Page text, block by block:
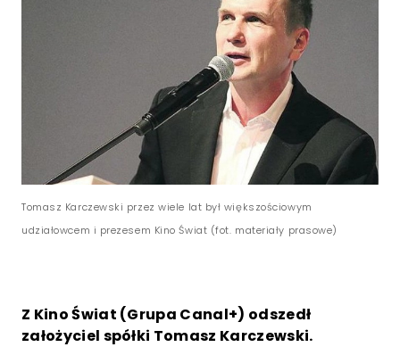
Tomasz Karczewski przez wiele lat był większościowym
udziałowcem i prezesem Kino Świat (fot. materiały prasowe)
Z Kino Świat (Grupa Canal+) odszedł
założyciel spółki Tomasz Karczewski.